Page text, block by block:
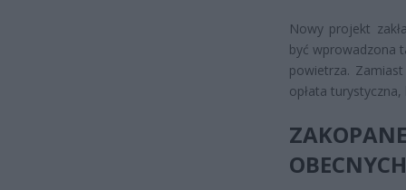
Nowy projekt
być wprowadzona
powietrza.
opłata